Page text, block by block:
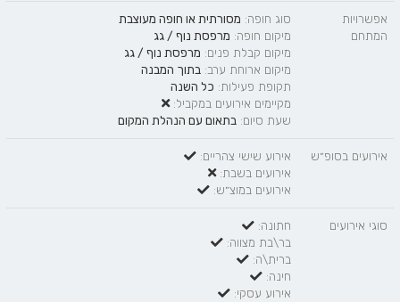
אפשרויות
המתחם
סוג חופה: מסורתית או חופה מעוצבת
מיקום חופה: מרפסת נוף / גג
מיקום קבלת פנים: מרפסת נוף / גג
מיקום ארוחת ערב: בתוך המבנה
תקופת פעילות: כל השנה
מקיימים אירועים במקביל:
שעת סיום: בתאום עם הנהלת המקום
אירועים בסופ״ש
אירוע שישי צהריים:
אירועים בשבת:
אירועים במוצ״ש:
סוגי אירועים
חתונה:
בר\בת מצווה:
ברית\ה:
חינה:
אירוע עסקי: